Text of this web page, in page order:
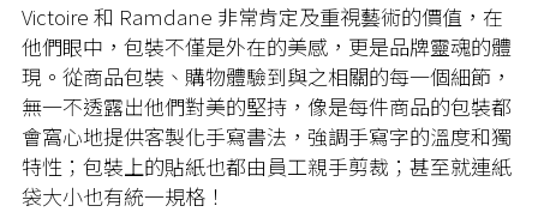
Victoire 和 Ramdane 非常肯定及重視藝術的價值，在
他們眼中，包裝不僅是外在的美感，更是品牌靈魂的體
現。從商品包裝、購物體驗到與之相關的每一個細節，
無一不透露出他們對美的堅持，像是每件商品的包裝都
會窩心地提供客製化手寫書法，強調手寫字的溫度和獨
特性；包裝上的貼紙也都由員工親手剪裁；甚至就連紙
袋大小也有統一規格！